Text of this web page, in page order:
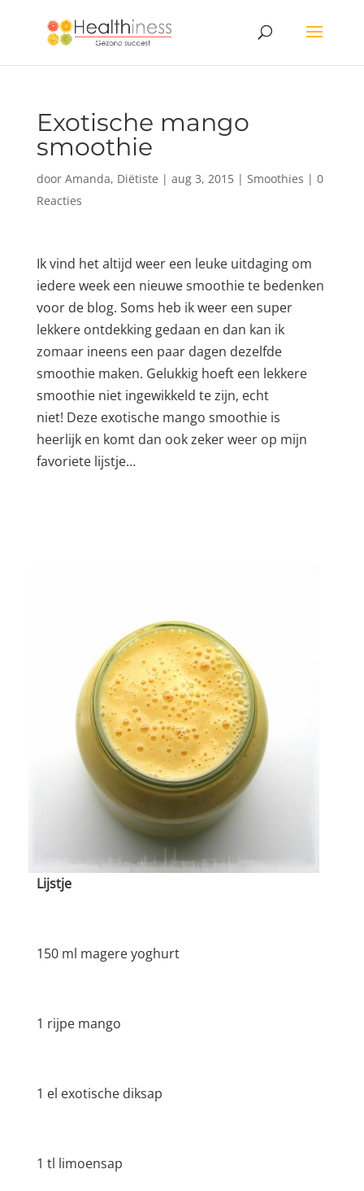
Exotische mango
smoothie
door Amanda, Diëtiste | aug 3, 2015| Smoothies | 0
Reacties
Ik vind het altijd weer een leuke uitdaging om
iedere week een nieuwe smoothie te bedenken
voor de blog. Soms heb ik weer een super
lekkere ontdekking gedaan en dan kan ik
zomaar ineens een paar dagen dezelfde
smoothie maken. Gelukkig hoeft een lekkere
smoothie niet ingewikkeld te zijn, echt
niet! Deze exotische mango smoothie is
heerlijk en komt dan ook zeker weer op mijn
favoriete lijstje…
Lijstje
150 ml magere yoghurt
1 rijpe mango
1 el exotische diksap
1 tl limoensap